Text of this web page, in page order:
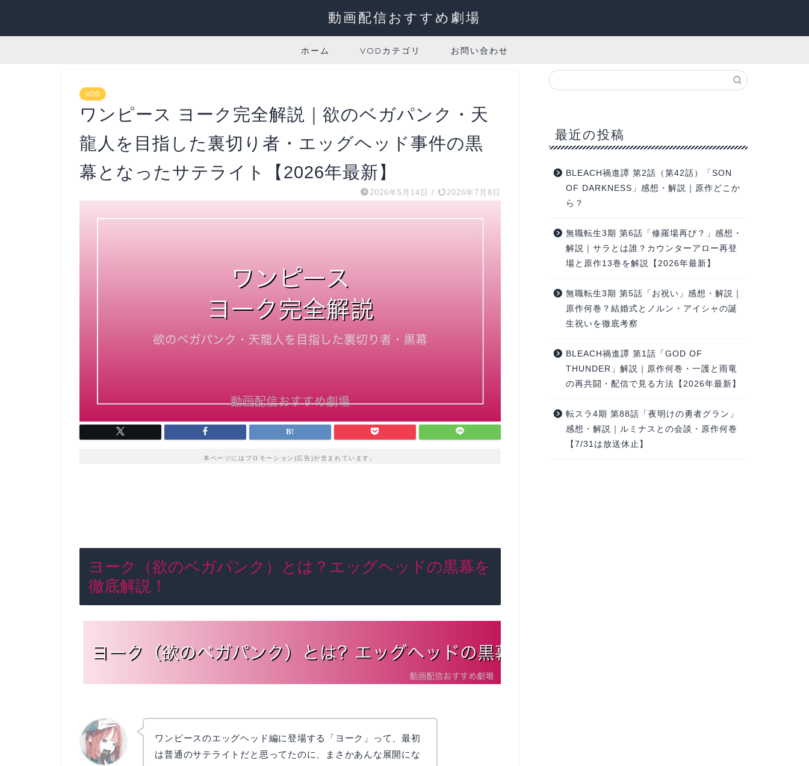
動画配信おすすめ劇場
ホーム VODカテゴリ お問い合わせ
VOD
ワンピース ヨーク完全解説｜欲のベガパンク・天
龍人を目指した裏切り者・エッグヘッド事件の黒
幕となったサテライト【2026年最新】
2026年5月14日 / 2026年7月8日
本ページにはプロモーション(広告)が含まれています。
ヨーク（欲のベガパンク）とは？エッグヘッドの黒幕を
徹底解説！
ワンピースのエッグヘッド編に登場する「ヨーク」って、最初
は普通のサテライトだと思ってたのに、まさかあんな展開にな
最近の投稿
BLEACH禍進譚 第2話（第42話）「SON
OF DARKNESS」感想・解説｜原作どこか
ら？
無職転生3期 第6話「修羅場再び？」感想・
解説｜サラとは誰？カウンターアロー再登
場と原作13巻を解説【2026年最新】
無職転生3期 第5話「お祝い」感想・解説｜
原作何巻？結婚式とノルン・アイシャの誕
生祝いを徹底考察
BLEACH禍進譚 第1話「GOD OF
THUNDER」解説｜原作何巻・一護と雨竜
の再共闘・配信で見る方法【2026年最新】
転スラ4期 第88話「夜明けの勇者グラン」
感想・解説｜ルミナスとの会談・原作何巻
【7/31は放送休止】